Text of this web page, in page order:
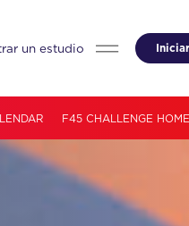
un estudio
F45 CHALLENGE HOME